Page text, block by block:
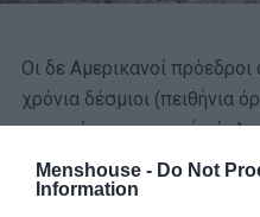
Menshouse - Do Not
Information
Οι δε Αμερικανοί
χρόνια δέσμιοι (πειθήνια
εταιριών κατασκευής
στην πολιτική εξουσία τη
πολύ μεγάλη για να